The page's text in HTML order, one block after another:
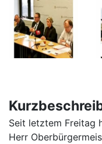
Seit letztem Freitag
Herr